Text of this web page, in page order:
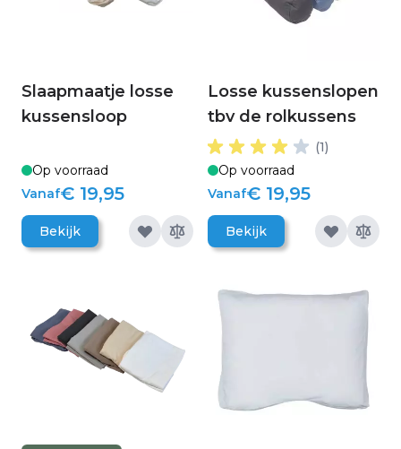
Slaapmaatje losse
kussensloop
Op voorraad
Vanaf€ 19,95
Bekijk
Losse kussenslopen
tbv de rolkussens
(1)
Op voorraad
Vanaf€ 19,95
Bekijk